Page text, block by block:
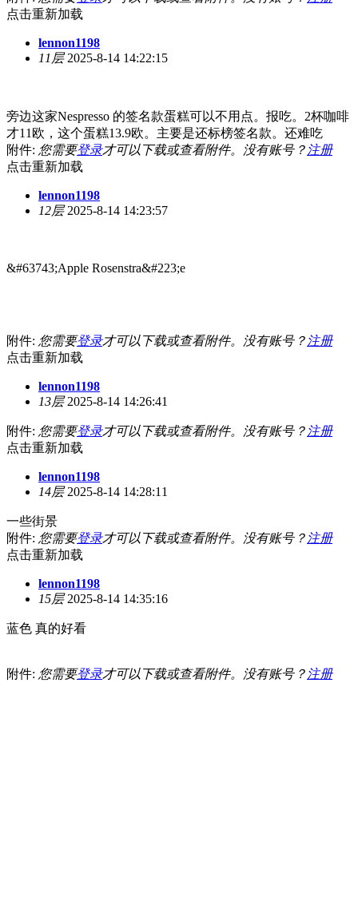
点击重新加载
lennon1198
11层2025-8-14 14:22:15
旁边这家Nespresso 的签名款蛋糕可以不用点。报吃。2杯咖啡
才11欧，这个蛋糕13.9欧。主要是还标榜签名款。还难吃
附件: 您需要登录才可以下载或查看附件。没有账号？ 注册
点击重新加载
lennon1198
12层2025-8-14 14:23:57
&#63743;Apple Rosenstra&#223;e
附件: 您需要登录才可以下载或查看附件。没有账号？ 注册
点击重新加载
lennon1198
13层2025-8-14 14:26:41
附件: 您需要登录才可以下载或查看附件。没有账号？ 注册
点击重新加载
lennon1198
14层2025-8-14 14:28:11
一些街景
附件: 您需要登录才可以下载或查看附件。没有账号？ 注册
点击重新加载
lennon1198
15层2025-8-14 14:35:16
蓝色 真的好看
附件: 您需要登录才可以下载或查看附件。没有账号？ 注册